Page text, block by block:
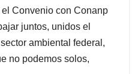
Convenio con Conanp
juntos, unidos el
ambiental federal,
no podemos solos,